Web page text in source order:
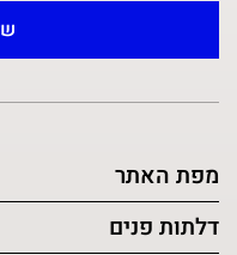
מפת האתר
דלתות פנים